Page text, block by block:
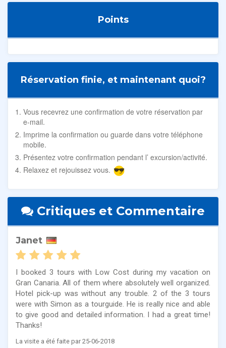
Points
Réservation finie, et maintenant quoi?
Vous recevrez une confirmation de votre réservation par
e-mail.
Imprime la confirmation ou guarde dans votre téléphone
mobile.
Présentez votre confirmation pendant l’ excursion/activité.
Relaxez et rejouissez vous.
Critiques et Commentaire
Janet
I booked 3 tours with Low Cost during my vacation on
Gran Canaria. All of them where absolutely well organized.
Hotel pick-up was without any trouble. 2 of the 3 tours
were with Simon as a tourguide. He is really nice and able
to give good and detailed information. I had a great time!
Thanks!
La visite a été faite par 25-06-2018